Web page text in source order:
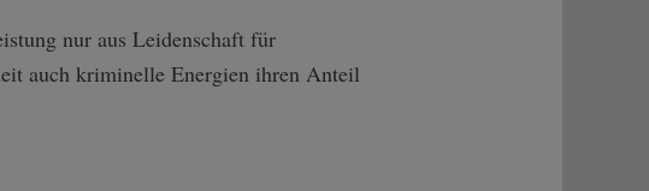
nur aus Leidenschaft für
auch kriminelle Energien ihren Anteil